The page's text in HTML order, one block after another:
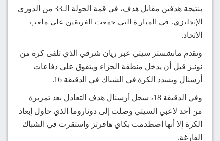
بنتيجة هدفين مقابل هدف، في قمة الجولة الـ33 من الدوري
الإنجليزي، في المباراة التي جمعت الفريقين على ملعب
الاتحاد.
وتقدم مانشستر سيتي عبر ريان شرقي الذي تلقى كرة من
نونيز قبل أن يدخل منطقة الجزاء ويتفوق على دفاعات
أرسنال ويسدد الكرة في الشباك في الدقيقة 16.
وفي الدقيقة 18، ​​سجل أرسنال هدف التعادل بعد تمريرة
من أحد لاعبي السيتي وصلت إلى دوناروما الذي حاول إبعاد
الكرة إلا أنها اصطدمت بكاي هافرتز واستقرت في الشباك
الفارغة.